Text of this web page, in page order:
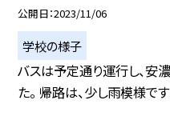
公開日 2023/11/06
学校の様子
バスは予定通り運行し、安
た。 帰路は、少し雨模様で